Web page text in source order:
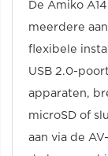
De Amiko
meerdere
flexibele
USB 2.0-
apparaten,
microSD of
aan via de